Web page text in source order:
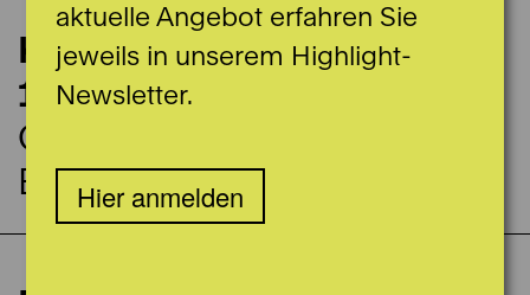
Konzerttermin
11.04.2027
Casino Bern
Burgerratssaal
aktuelle Angebot erfahren Sie
jeweils in unserem Highlight-
Newsletter.
Hier anmelden